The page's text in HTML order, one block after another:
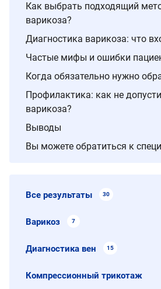
Как выбрать подходящий
варикоза?
Диагностика варикоза: что
Частые мифы и ошибки
Когда обязательно нужно
Профилактика: как не
варикоза?
Выводы
Вы можете обратиться к
Все результаты 30
Варикоз 7
Диагностика вен 15
Компрессионный трикотаж